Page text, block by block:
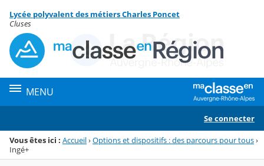
Menu de la rubrique
Contenu
Lycée polyvalent des métiers Charles Poncet
Cluses
MENU
Se connecter
Vous êtes ici : Accueil›Options et dispositifs : des parcours pour tous›
Ingé+